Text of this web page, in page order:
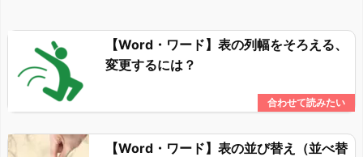
【Word・ワード】表の列幅をそろえる、
変更するには？
【Word・ワード】表の並び替え（並べ替